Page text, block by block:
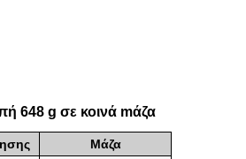
648 g σε κοινά mάζα
Mάζα